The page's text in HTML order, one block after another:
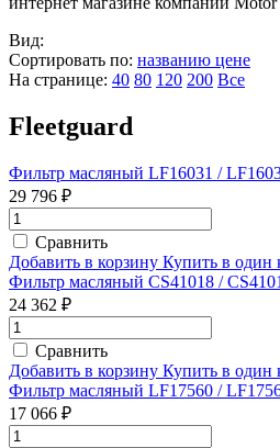
Вид:
Сортировать по: названию цене
На странице: 40 80 120 200 Все
Fleetguard
Фильтр масляный LF16031 /
29 796 ₽
Сравнить
Добавить в корзину Купить в один
Фильтр масляный CS41018 /
24 362 ₽
Сравнить
Добавить в корзину Купить в один
Фильтр масляный LF17560 /
17 066 ₽